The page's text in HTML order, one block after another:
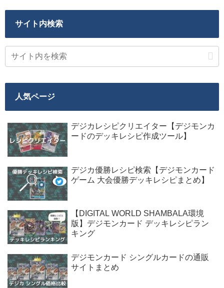
サイト内検索
人気ページ
デジカレシピクリエイター【デジモンカ
ードのデッキレシピ作成ツール】
デジカ優勝レシピ検索【デジモンカード
ゲーム 大会優勝デッキレシピまとめ】
【DIGITAL WORLD SHAMBALA環境
版】デジモンカード デッキレシピラン
キング
デジモンカード シングルカードの通販
サイトまとめ